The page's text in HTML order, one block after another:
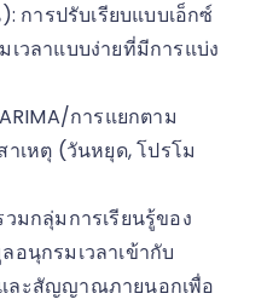
การปรับเรียบแบบเอ็กซ์
วลาแบบง่ายที่มีการแบ่ง
การแยกตาม
เหตุ (วันหยุด, โปรโม
มกลุ่มการเรียนรู้ของ
อนุกรมเวลาเข้ากับ
ละสัญญาณภายนอกเพื่อ